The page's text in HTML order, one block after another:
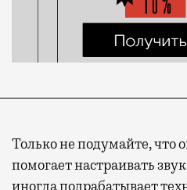
Только не подумайте, что
помогает настраивать
иногда подрабатывает